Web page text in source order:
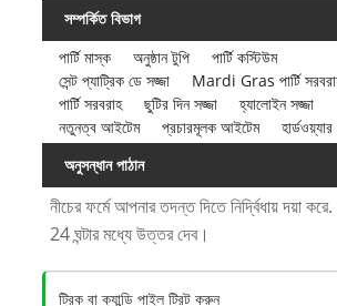
সম্পর্কিত বিভাগ
পার্টি মাস্ক
অনুষ্ঠান টুপি
পার্টি কস্টিউম
সেন্ট প্যাট্রিক ডে সজ্জা
Mardi Gras পার্টি
পার্টি সরবরাহ
ছুটির দিন সজ্জা
হ্যালোইন সজ্জা
নতুনত্ব আইটেম
প্রচারমূলক আইটেম
অনুসন্ধান পাঠান
নীচের ফর্মে আপনার তদন্ত দিতে নির্দ্বিধায় দয়া
24 ঘন্টার মধ্যে উত্তর দেব।